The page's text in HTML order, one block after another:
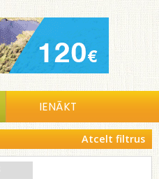
IENĀKT
Atcelt filtrus